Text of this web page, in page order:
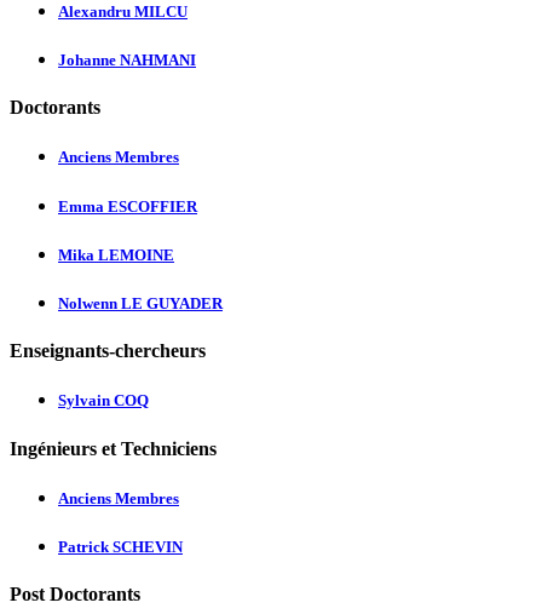
Alexandru MILCU
Johanne NAHMANI
Doctorants
Anciens Membres
Emma ESCOFFIER
Mika LEMOINE
Nolwenn LE GUYADER
Enseignants-chercheurs
Sylvain COQ
Ingénieurs et Techniciens
Anciens Membres
Patrick SCHEVIN
Post Doctorants